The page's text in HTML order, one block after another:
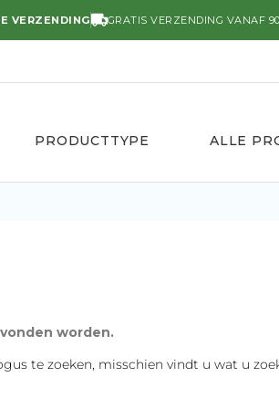
VERZENDING GRATIS VERZENDING VANAF
PRODUCTTYPE ALLE
worden.
te zoeken, misschien vindt u wat u